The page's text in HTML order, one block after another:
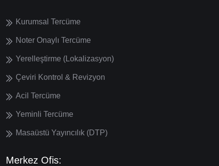
Kurumsal Tercüme
Noter Onaylı Tercüme
Yerelleştirme (Lokalizasyon)
Çeviri Kontrol & Revizyon
Acil Tercüme
Yeminli Tercüme
Masaüstü Yayıncılık (DTP)
Merkez Ofis: